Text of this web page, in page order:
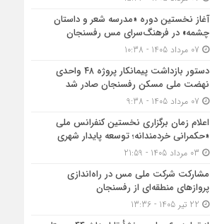
آغاز نخستین دوره «مدرسه شعر و داستان
چشمه» در فرهنگ‌سرای مس رفسنجان
دستور بازداشت پیمانکار پروژه ۴۸ واحدی
نهضت ملی مسکن رفسنجان صادر شد
اعلام زمان برگزاری نخستین کنفرانس ملی
«حکمرانی خردمندانه؛ توسعه پایدار شهری
مشارکت شرکت ملی مس در راه‌اندازی
پروازهای منطقه‌ای از رفسنجان